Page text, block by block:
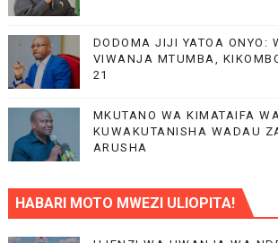
DODOMA JIJI YATOA ONYO:
VIWANJA MTUMBA,
21
MKUTANO WA KIMATAIFA
KUWAKUTANISHA WADAU
ARUSHA
HABARI MOTO MWEZI ULIOPITA!